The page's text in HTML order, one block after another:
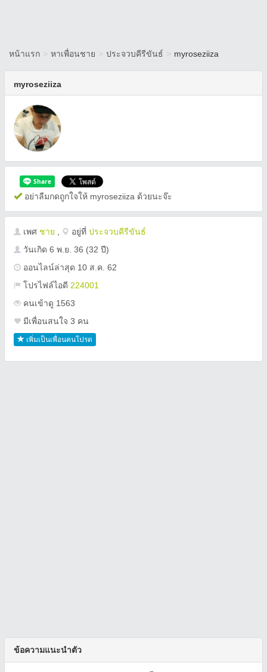
หน้าแรก > หาเพื่อนชาย > ประจวบคีรีขันธ์ > myroseziiza
myroseziiza
อย่าลืมกดถูกใจให้ myroseziiza ด้วยนะจ๊ะ
เพศ ชาย อยู่ที่ ประจวบคีรีขันธ์
วันเกิด 6 พ.ย. 36 (32 ปี)
ออนไลน์ล่าสุด 10 ส.ค. 62
โปรไฟล์ไอดี 224001
คนเข้าดู 1563
มีเพื่อนสนใจ 3 คน
เพิ่มเป็นเพื่อนคนโปรด
ข้อความแนะนำตัว